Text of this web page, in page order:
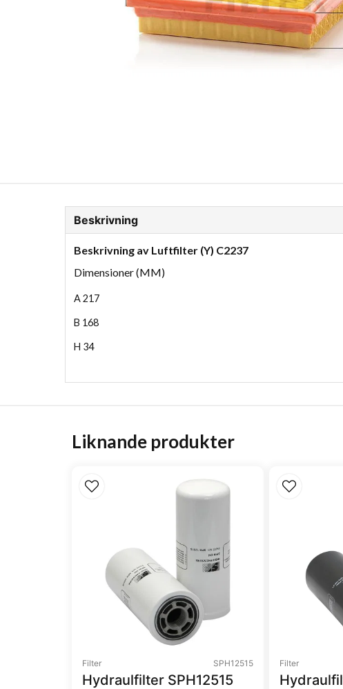
Fordonskem
Motorolja tunga fordon
Beskrivning
Beskrivning av Luftfilter (Y) C2237
Dimensioner (MM)
A217
B 168
H 34
Liknande produkter
Filter SPH12515
Hydraulfilter SPH12515
Filter